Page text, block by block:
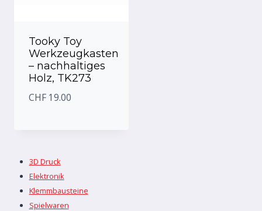
Tooky Toy
Werkzeugkasten
– nachhaltiges
Holz, TK273
CHF 19.00
3D Druck
Elektronik
Klemmbausteine
Spielwaren